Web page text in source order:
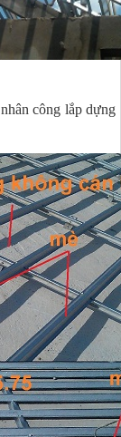
công lắp dựng